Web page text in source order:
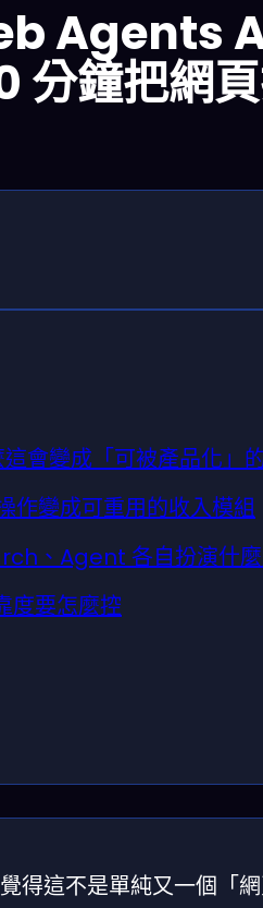
Agents
分鐘把網
會變成「可被產品化」
作變成可重用的收入模組
、Agent 各自扮演什麼
度要怎麼控
得這不是單純又一個「